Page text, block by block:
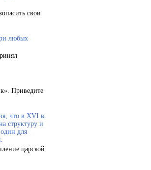
свои
любых
Приведите
что в XVI в.
структуру и
для
царской